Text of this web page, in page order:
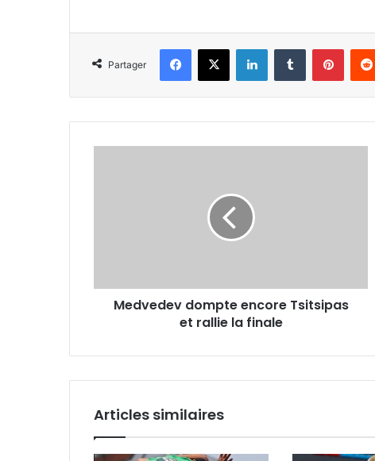
Partager
Facebook
X LinkedinTumblr
Medvedev dompte encore Tsitsipas
et rallie la finale
Articles similaires